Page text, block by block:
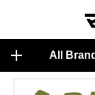
All